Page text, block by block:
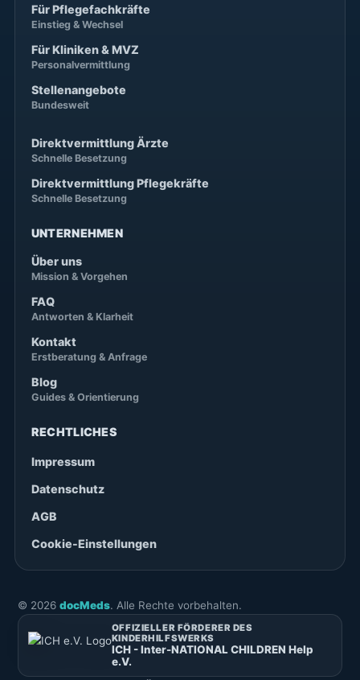
Für Pflegefachkräfte
Einstieg & Wechsel
Für Kliniken & MVZ
Personalvermittlung
Stellenangebote
Bundesweit
Direktvermittlung Ärzte
Schnelle Besetzung
Direktvermittlung Pflegekräfte
Schnelle Besetzung
UNTERNEHMEN
Über uns
Mission & Vorgehen
FAQ
Antworten & Klarheit
Kontakt
Erstberatung & Anfrage
Blog
Guides & Orientierung
RECHTLICHES
Impressum
Datenschutz
AGB
Cookie-Einstellungen
© 2026 docMeds. Alle Rechte vorbehalten.
OFFIZIELLER FÖRDERER DES
KINDERHILFSWERKS
ICH - Inter-NATIONAL CHILDREN Help
e.V.